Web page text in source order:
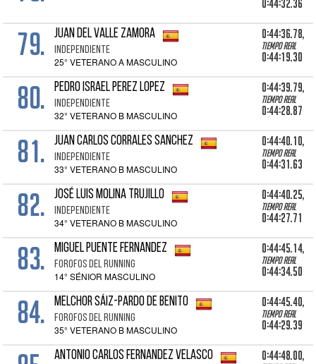
0:44:32.36
79. JUAN DEL VALLE ZAMORA
INDEPENDIENTE
25° VETERANO A MASCULINO
0:44:36.78,
Tiempo real
0:44:19.30
80. PEDRO ISRAEL PEREZ LOPEZ
INDEPENDIENTE
32° VETERANO B MASCULINO
0:44:39.79,
Tiempo real
0:44:28.87
81. JUAN CARLOS CORRALES SANCHEZ
INDEPENDIENTE
33° VETERANO B MASCULINO
0:44:40.10,
Tiempo real
0:44:31.63
82. JOSÉ LUIS MOLINA TRUJILLO
INDEPENDIENTE
34° VETERANO B MASCULINO
0:44:40.25,
Tiempo real
0:44:27.71
83. MIGUEL PUENTE FERNANDEZ
FOROFOS DEL RUNNING
14° SÉNIOR MASCULINO
0:44:45.14,
Tiempo real
0:44:34.50
84. MELCHOR SÁIZ-PARDO DE BENITO
FOROFOS DEL RUNNING
35° VETERANO B MASCULINO
0:44:45.40,
Tiempo real
0:44:29.39
ANTONIO CARLOS FERNANDEZ VELASCO 0:44:48.00,